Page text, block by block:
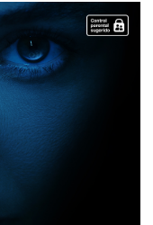
un avance
híbridos (robots
El primer
marca una nueva
la inmortalidad.
de Weyland-
otros híbridos se
y más
haber imaginado.